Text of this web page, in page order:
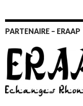
PARTENAIRE – ERAAP